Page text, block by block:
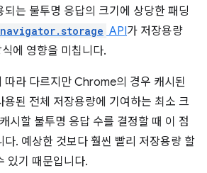
되는 불투명 응답의 크기에 상당한 패딩
navigator.storage API가 저장용량
에 영향을 미칩니다.
따라 다르지만 Chrome의 경우 캐시된
용된 전체 저장용량에 기여하는 최소 크
시할 불투명 응답 수를 결정할 때 이 점
다. 예상한 것보다 훨씬 빨리 저장용량 할
있기 때문입니다.